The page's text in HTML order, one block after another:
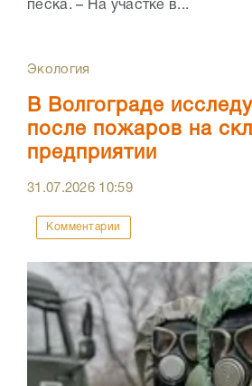
песка. – На участке в...
Экология
В Волгограде
после пожаров на
предприятии
31.07.2026 10:59
Комментарии